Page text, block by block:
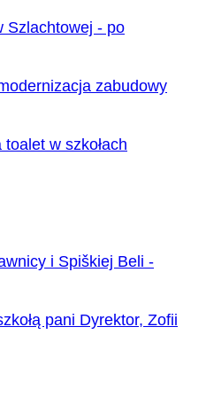
Szlachtowej - po
zabudowy
w szkołach
i Spiškiej Beli -
pani Dyrektor, Zofii